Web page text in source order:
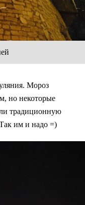
Мороз
но некоторые
традиционную
им и надо =)